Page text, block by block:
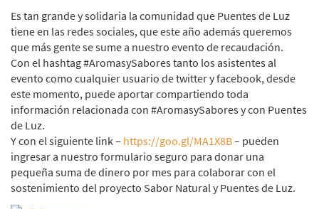
Es tan grande y solidaria la comunidad que Puentes de Luz
tiene en las redes sociales, que este año además queremos
que más gente se sume a nuestro evento de recaudación.
Con el hashtag #AromasySabores tanto los asistentes al
evento como cualquier usuario de twitter y facebook, desde
este momento, puede aportar compartiendo toda
información relacionada con #AromasySabores y con Puentes
de Luz.
Y con el siguiente link – https://goo.gl/MA1X8B– pueden
ingresar a nuestro formulario seguro para donar una
pequeña suma de dinero por mes para colaborar con el
sostenimiento del proyecto Sabor Natural y Puentes de Luz.